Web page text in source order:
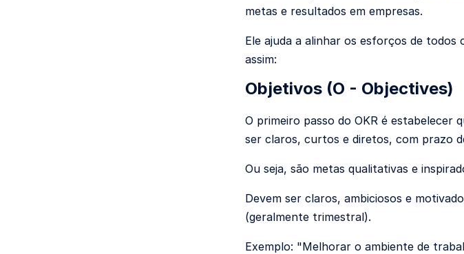
metas e resultados em empresas.
Ele ajuda a alinhar os esforços de
assim:
Objetivos (O - Objectives)
O primeiro passo do OKR é estabelecer
ser claros, curtos e diretos, com prazo
Ou seja, são metas qualitativas e
Devem ser claros, ambiciosos e
(geralmente trimestral).
Exemplo: "Melhorar o ambiente de